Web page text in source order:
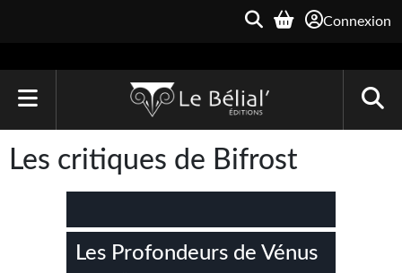
Connexion
Le Bélial'
Une Heure-Lumière
Les critiques de Bifrost
Les Profondeurs de Vénus